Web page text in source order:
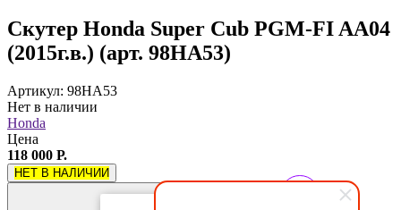
Скутер Honda Super Cub PGM-FI AA04
(2015г.в.) (арт. 98HA53)
Артикул: 98HA53
Нет в наличии
Honda
Цена
118 000 Р.
НЕТ В НАЛИЧИИ